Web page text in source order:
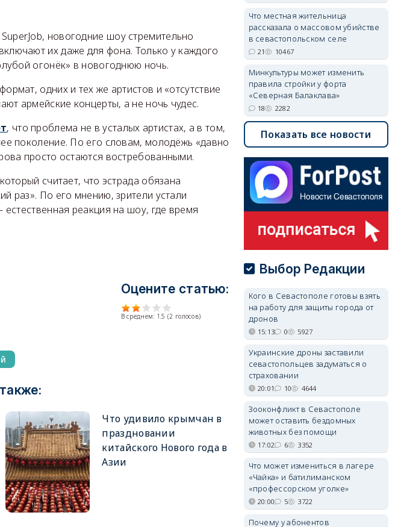
новогодние шоу стремительно
их даже для фона. Только у каждого
огонёк» в новогоднюю ночь.
одних и тех же артистов и «отсутствие
армейские концерты, а не ночь чудес.
, что проблема не в усталых артистах, а в том,
поколение. По его словам, молодёжь «давно
просто остаются востребованными.
считает, что эстрада обязана
раз». По его мнению, зрители устали
реакция на шоу, где время
Оцените статью:
В среднем: 1.5 (2 голосов)
Что удивило крымчан в
праздновании
китайского Нового года в
Азии
Что местная жительница
рассказала о массовом убийстве
в севастопольском селе
21 10467
Минкультуры может изменить
правила стройки у форта
«Северная Балаклава»
18 2282
Показать все новости
Выбор Редакции
Кого в Севастополе готовы взять
на работу для защиты города от
дронов
15:13 0 5927
Украинские дроны заставили
севастопольцев задуматься о
страховании
20:01 10 4644
Зооконфликт в Севастополе
может оставить бездомных
животных без помощи
17:02 6 3352
Что может измениться в лагере
«Чайка» и батилиманском
«профессорском уголке»
20:00 5 3722
Почему у абонентов